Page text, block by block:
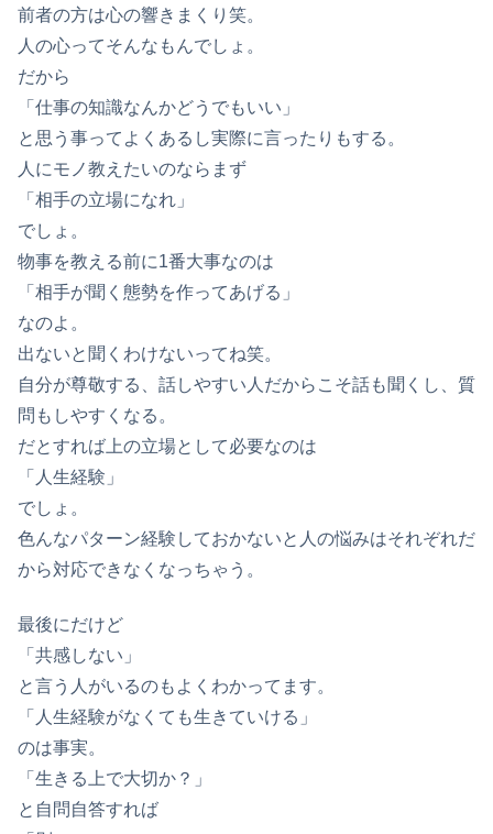
前者の方は心の響きまくり笑。
人の心ってそんなもんでしょ。
だから
「仕事の知識なんかどうでもいい」
と思う事ってよくあるし実際に言ったりもする。
人にモノ教えたいのならまず
「相手の立場になれ」
でしょ。
物事を教える前に1番大事なのは
「相手が聞く態勢を作ってあげる」
なのよ。
出ないと聞くわけないってね笑。
自分が尊敬する、話しやすい人だからこそ話も聞くし、質
問もしやすくなる。
だとすれば上の立場として必要なのは
「人生経験」
でしょ。
色んなパターン経験しておかないと人の悩みはそれぞれだ
から対応できなくなっちゃう。
最後にだけど
「共感しない」
と言う人がいるのもよくわかってます。
「人生経験がなくても生きていける」
のは事実。
「生きる上で大切か？」
と自問自答すれば